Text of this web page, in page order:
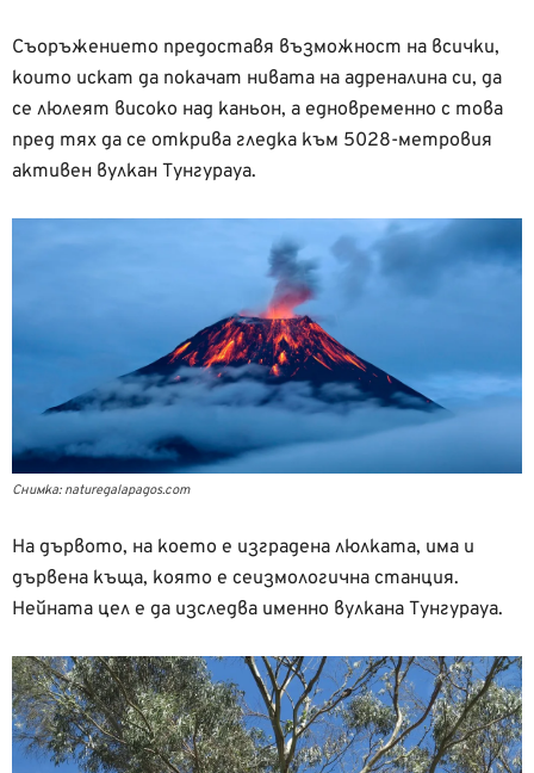
Съоръжението предоставя възможност на всички,
които искат да покачат нивата на адреналина си, да
се люлеят високо над каньон, а едновременно с това
пред тях да се открива гледка към 5028-метровия
активен вулкан Тунгурауа.
Снимка: naturegalapagos.com
На дървото, на което е изградена люлката, има и
дървена къща, която е сеизмологична станция.
Нейната цел е да изследва именно вулкана Тунгурауа.